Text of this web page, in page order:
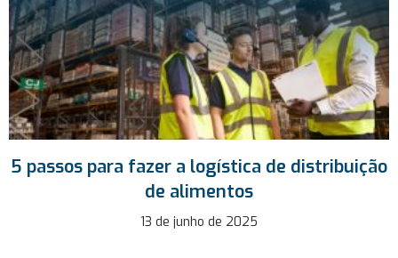
5 passos para fazer a logística de distribuição
de alimentos
13 de junho de 2025